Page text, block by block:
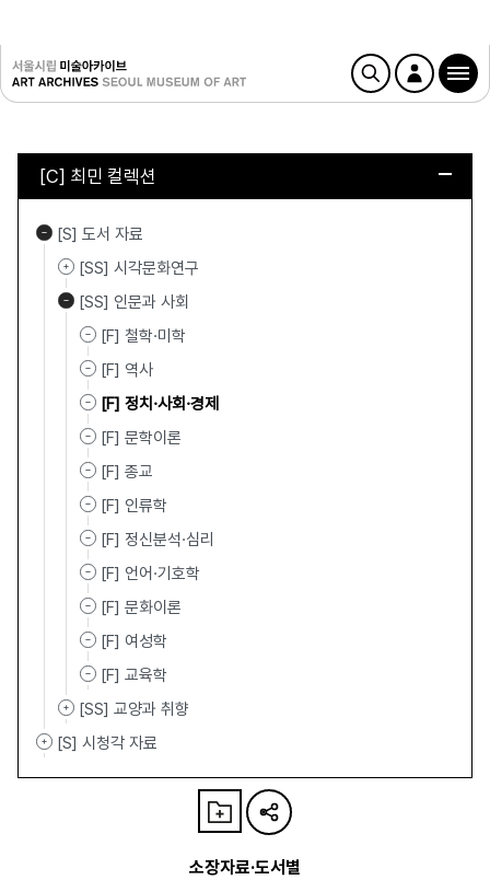
[C] 최민 컬렉션
[S] 도서 자료
[SS] 시각문화연구
[SS] 인문과 사회
[F] 철학·미학
[F] 역사
[F] 정치·사회·경제
[F] 문학이론
[F] 종교
[F] 인류학
[F] 정신분석·심리
[F] 언어·기호학
[F] 문화이론
[F] 여성학
[F] 교육학
[SS] 교양과 취향
[S] 시청각 자료
소장자료·도서별